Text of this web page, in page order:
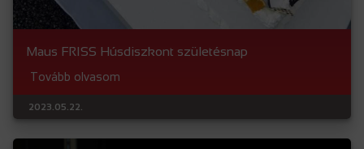
Maus FRISS Húsdiszkont születésnap
Tovább olvasom
2023.05.22.